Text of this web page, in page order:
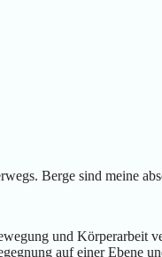
Berge sind meine
und Körperarbeit
auf einer Ebene